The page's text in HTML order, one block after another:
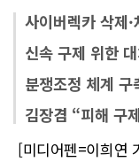
사이버렉카 삭제
신속 구제 위한
분쟁조정 체계
김장겸 “피해 구
[미디어펜=이희연